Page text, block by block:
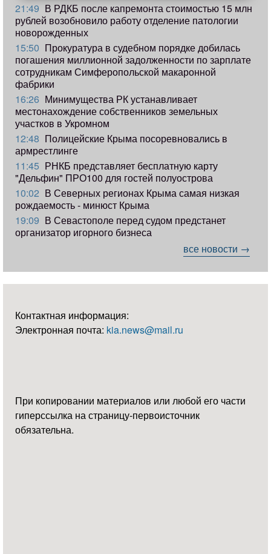
21:49 В РДКБ после капремонта стоимостью 15 млн
рублей возобновило работу отделение патологии
новорожденных
15:50 Прокуратура в судебном порядке добилась
погашения миллионной задолженности по зарплате
сотрудникам Симферопольской макаронной
фабрики
16:26 Минимущества РК устанавливает
местонахождение собственников земельных
участков в Укромном
12:48 Полицейские Крыма посоревновались в
армрестлинге
11:45 РНКБ представляет бесплатную карту
"Дельфин" ПРО100 для гостей полуострова
10:02 В Северных регионах Крыма самая низкая
рождаемость - минюст Крыма
19:09 В Севастополе перед судом предстанет
организатор игорного бизнеса
все новости →
Контактная информация:
Электронная почта: kia.news@mail.ru
При копировании материалов или любой его части
гиперссылка на страницу-первоисточник
обязательна.